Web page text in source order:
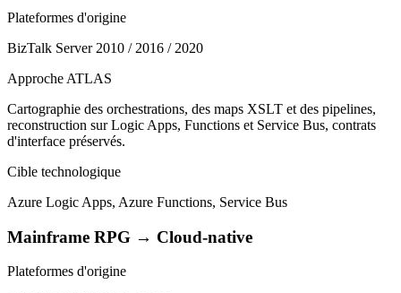
Plateformes d'origine
BizTalk Server 2010 / 2016 / 2020
Approche ATLAS
Cartographie des orchestrations, des maps XSLT et des pipelines,
reconstruction sur Logic Apps, Functions et Service Bus, contrats
d'interface préservés.
Cible technologique
Azure Logic Apps, Azure Functions, Service Bus
Mainframe RPG → Cloud-native
Plateformes d'origine